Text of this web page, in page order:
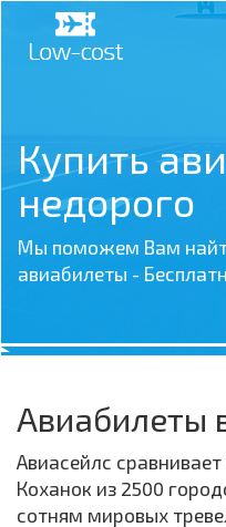
Купить
недорого
Мы поможем Вам
авиабилеты -
Авиабилеты
Авиасейлс
Коханок из 2500
сотням мировых